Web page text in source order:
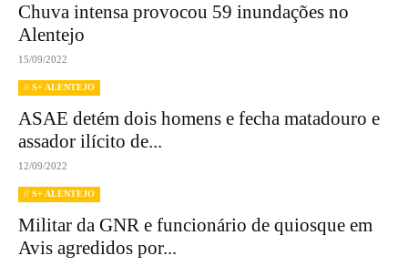
Chuva intensa provocou 59 inundações no
Alentejo
15/09/2022
// S+ ALENTEJO
ASAE detém dois homens e fecha matadouro e
assador ilícito de...
12/09/2022
// S+ ALENTEJO
Militar da GNR e funcionário de quiosque em
Avis agredidos por...